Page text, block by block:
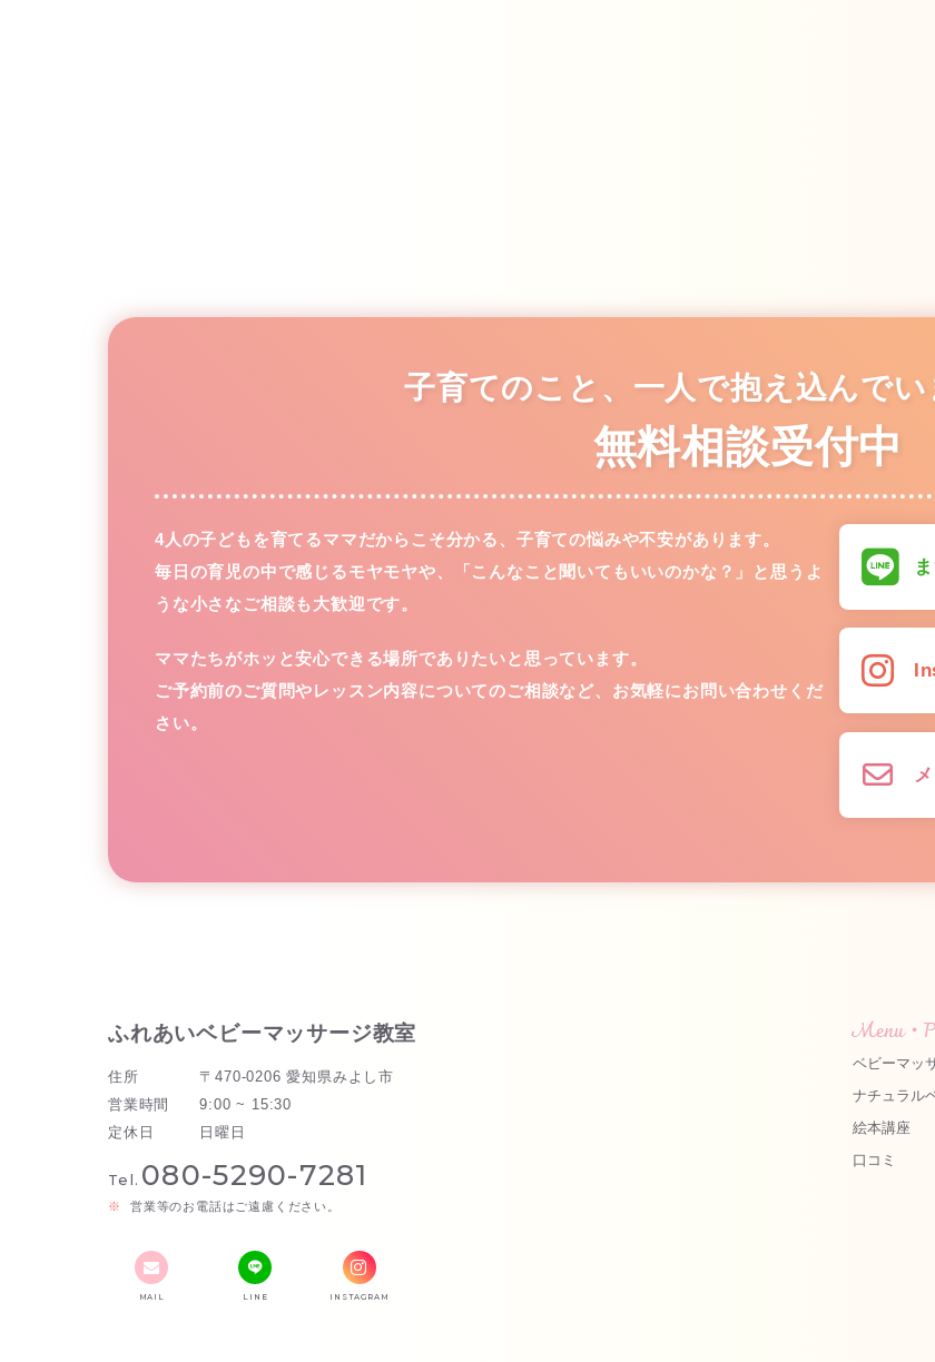
子育てのこと、一人で抱え込んでい
無料相談受付中
4人の子どもを育てるママだからこそ分かる、子育ての悩みや不安があります。
毎日の育児の中で感じるモヤモヤや、「こんなこと聞いてもいいのかな？」と思うよ
うな小さなご相談も大歓迎です。
ママたちがホッと安心できる場所でありたいと思っています。
ご予約前のご質問やレッスン内容についてのご相談など、お気軽にお問い合わせくだ
さい。
ふれあいベビーマッサージ教室
住所
〒470-0206 愛知県みよし市
営業時間
9:00 ~ 15:30
定休日
日曜日
Tel. 080-5290-7281
営業等のお電話はご遠慮ください。
MAIL LINE INSTAGRAM
Menu・
ベビーマッ
ナチュラル
絵本講座
口コミ